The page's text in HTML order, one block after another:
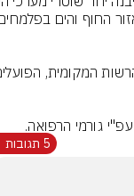
גורמי הרפואה.
5 תגובות